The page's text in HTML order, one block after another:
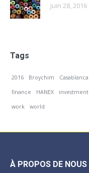
juin 28, 2016
Tags
2016 Broychim Casablanca
finance HANEX investment
work world
À PROPOS DE NOUS